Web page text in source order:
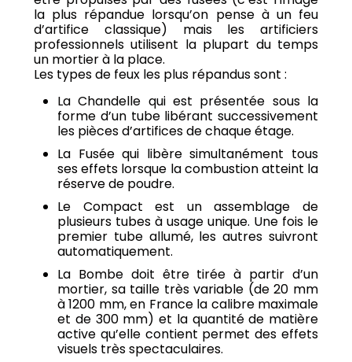
la plus répandue lorsqu’on pense à un feu
d’artifice classique) mais les artificiers
professionnels utilisent la plupart du temps
un mortier à la place.
Les types de feux les plus répandus sont :
La Chandelle qui est présentée sous la
forme d’un tube libérant successivement
les pièces d’artifices de chaque étage.
La Fusée qui libère simultanément tous
ses effets lorsque la combustion atteint la
réserve de poudre.
Le Compact est un assemblage de
plusieurs tubes à usage unique. Une fois le
premier tube allumé, les autres suivront
automatiquement.
La Bombe doit être tirée à partir d’un
mortier, sa taille très variable (de 20 mm
à 1200 mm, en France la calibre maximale
et de 300 mm) et la quantité de matière
active qu’elle contient permet des effets
visuels très spectaculaires.